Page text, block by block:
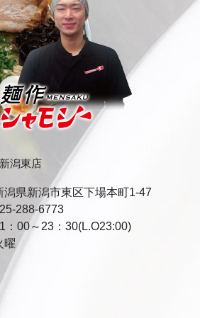
潟東店
潟県新潟市東区下場本町1-47
288-6773
：00～23：30(L.O23:00)
曜